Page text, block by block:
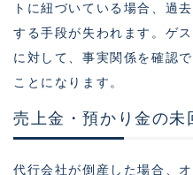
トに紐づいている場合、過
する手段が失われます。ゲ
に対して、事実関係を確認
ことになります。
売上金・預かり金の未
代行会社が倒産した場合、